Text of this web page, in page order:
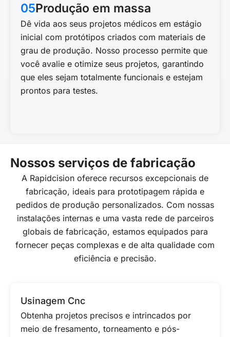
05Produção em massa
Dê vida aos seus projetos médicos em estágio
inicial com protótipos criados com materiais de
grau de produção. Nosso processo permite que
você avalie e otimize seus projetos, garantindo
que eles sejam totalmente funcionais e estejam
prontos para testes.
Nossos serviços de fabricação
A Rapidcision oferece recursos excepcionais de
fabricação, ideais para prototipagem rápida e
pedidos de produção personalizados. Com nossas
instalações internas e uma vasta rede de parceiros
globais de fabricação, estamos equipados para
fornecer peças complexas e de alta qualidade com
eficiência e precisão.
Usinagem Cnc
Obtenha projetos precisos e intrincados por
meio de fresamento, torneamento e pós-